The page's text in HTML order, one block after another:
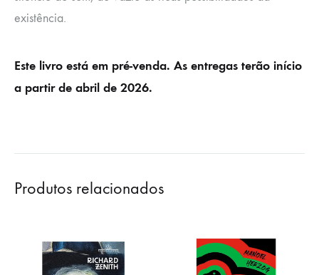
existência.
Este livro está em pré-venda. As entregas terão início
a partir de abril de 2026.
Produtos relacionados